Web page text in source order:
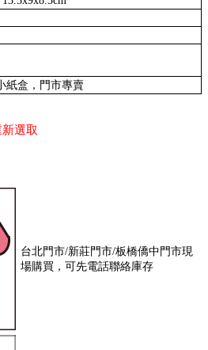
紙盒，門市專賣
選取
台北門市/新莊門市/板橋僑中門市現
場購買，可先電話聯絡庫存